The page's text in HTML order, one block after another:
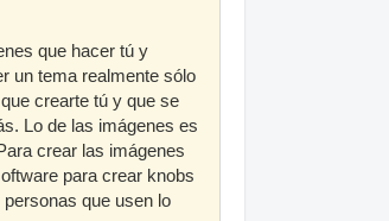
que hacer tú y
un tema realmente sólo
crearte tú y que se
Lo de las imágenes es
crear las imágenes
para crear knobs
que usen lo